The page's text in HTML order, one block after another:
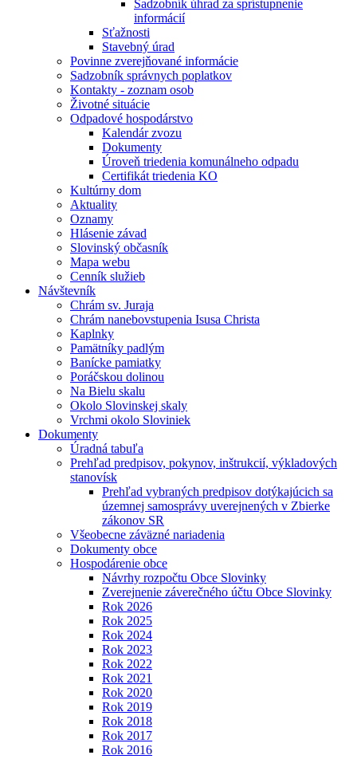
Sadzobník úhrad za sprístupnenie
informácií
Sťažnosti
Stavebný úrad
Povinne zverejňované informácie
Sadzobník správnych poplatkov
Kontakty - zoznam osob
Životné situácie
Odpadové hospodárstvo
Kalendár zvozu
Dokumenty
Úroveň triedenia komunálneho odpadu
Certifikát triedenia KO
Kultúrny dom
Aktuality
Oznamy
Hlásenie závad
Slovinský občasník
Mapa webu
Cenník služieb
Návštevník
Chrám sv. Juraja
Chrám nanebovstupenia Isusa Christa
Kaplnky
Pamätníky padlým
Banícke pamiatky
Poráčskou dolinou
Na Bielu skalu
Okolo Slovinskej skaly
Vrchmi okolo Sloviniek
Dokumenty
Úradná tabuľa
Prehľad predpisov, pokynov, inštrukcií, výkladových
stanovísk
Prehľad vybraných predpisov dotýkajúcich sa
územnej samosprávy uverejnených v Zbierke
zákonov SR
Všeobecne záväzné nariadenia
Dokumenty obce
Hospodárenie obce
Návrhy rozpočtu Obce Slovinky
Zverejnenie záverečného účtu Obce Slovinky
Rok 2026
Rok 2025
Rok 2024
Rok 2023
Rok 2022
Rok 2021
Rok 2020
Rok 2019
Rok 2018
Rok 2017
Rok 2016